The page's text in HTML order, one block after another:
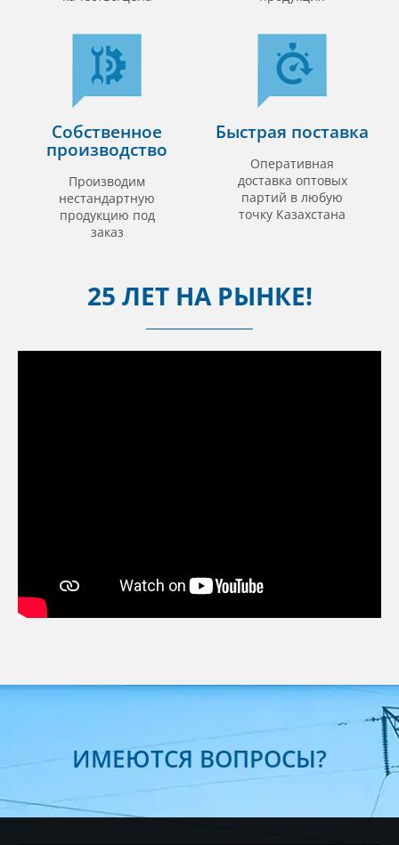
Собственное
производство
Производим
нестандартную
продукцию под
заказ
Быстрая поставка
Оперативная
доставка оптовых
партий в любую
точку Казахстана
25 ЛЕТ НА РЫНКЕ!
ИМЕЮТСЯ ВОПРОСЫ?